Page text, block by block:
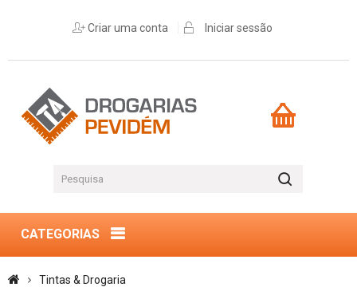
Criar uma conta Iniciar sessão
CATEGORIAS
Tintas & Drogaria